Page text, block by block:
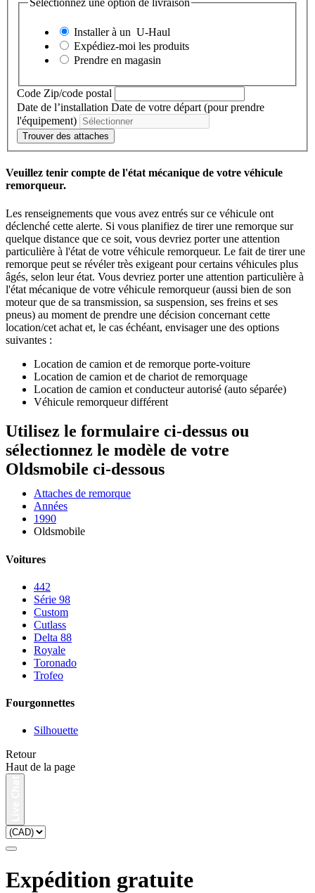
Sélectionnez une option de livraison
Installer à un U-Haul
Expédiez-moi les produits
Prendre en magasin
Code Zip/code postal
Date de l’installation Date de votre départ (pour prendre
l'équipement)
Trouver des attaches
Veuillez tenir compte de l'état mécanique de votre véhicule
remorqueur.
Les renseignements que vous avez entrés sur ce véhicule ont
déclenché cette alerte. Si vous planifiez de tirer une remorque sur
quelque distance que ce soit, vous devriez porter une attention
particulière à l'état de votre véhicule remorqueur. Le fait de tirer une
remorque peut se révéler très exigeant pour certains véhicules plus
âgés, selon leur état. Vous devriez porter une attention particulière à
l'état mécanique de votre véhicule remorqueur (aussi bien de son
moteur que de sa transmission, sa suspension, ses freins et ses
pneus) au moment de prendre une décision concernant cette
location/cet achat et, le cas échéant, envisager une des options
suivantes :
Location de camion et de remorque porte-voiture
Location de camion et de chariot de remorquage
Location de camion et conducteur autorisé (auto séparée)
Véhicule remorqueur différent
Utilisez le formulaire ci-dessus ou
sélectionnez le modèle de votre
Oldsmobile ci-dessous
Attaches de remorque
Années
1990
Oldsmobile
Voitures
442
Série 98
Custom
Cutlass
Delta 88
Royale
Toronado
Trofeo
Fourgonnettes
Silhouette
Retour
Haut de la page
Expédition gratuite